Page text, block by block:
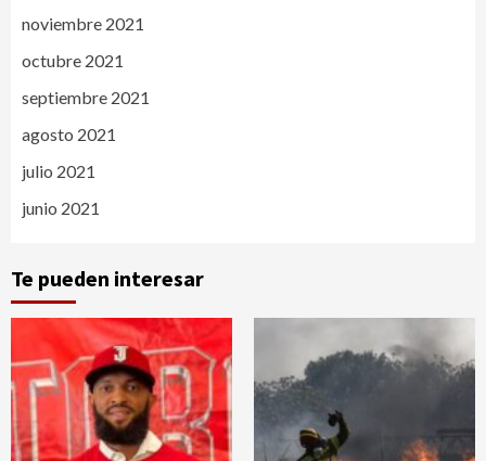
noviembre 2021
octubre 2021
septiembre 2021
agosto 2021
julio 2021
junio 2021
Te pueden interesar